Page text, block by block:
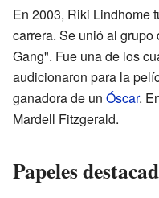
En 2003, Riki Lindhome
carrera. Se unió al
Gang". Fue una de los
audicionaron para la
ganadora de un Óscar.
Mardell Fitzgerald.
Papeles